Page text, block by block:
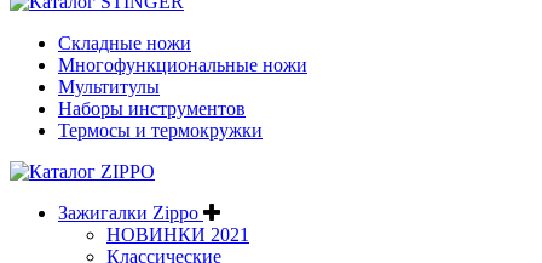
Складные ножи
Многофункциональные ножи
Мультитулы
Наборы инструментов
Термосы и термокружки
Зажигалки Zippo
НОВИНКИ 2021
Классические